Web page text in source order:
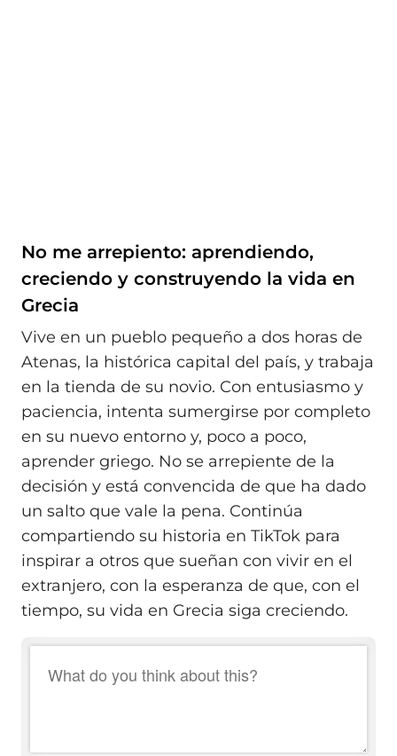
No me arrepiento: aprendiendo,
creciendo y construyendo la vida en
Grecia
Vive en un pueblo pequeño a dos horas de
Atenas, la histórica capital del país, y trabaja
en la tienda de su novio. Con entusiasmo y
paciencia, intenta sumergirse por completo
en su nuevo entorno y, poco a poco,
aprender griego. No se arrepiente de la
decisión y está convencida de que ha dado
un salto que vale la pena. Continúa
compartiendo su historia en TikTok para
inspirar a otros que sueñan con vivir en el
extranjero, con la esperanza de que, con el
tiempo, su vida en Grecia siga creciendo.